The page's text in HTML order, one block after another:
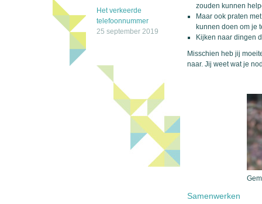
Het verkeerde
telefoonnummer
25 september 2019
zouden kunnen
Maar ook praten
kunnen doen om je
Kijken naar dingen
Misschien heb jij
naar. Jij weet wat je
Samenwerken